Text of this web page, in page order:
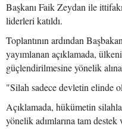
Başkanı Faik Zeydan ile
liderleri katıldı.
Toplantının ardından
yayımlanan açıklamada,
güçlendirilmesine yönelik
"Silah sadece devletin elinde
Açıklamada, hükümetin
yönelik adımlarına tam